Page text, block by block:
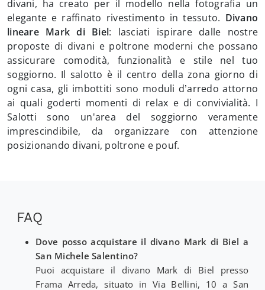
divani, ha creato per il modello nella fotografia un
elegante e raffinato rivestimento in tessuto. Divano
lineare Mark di Biel: lasciati ispirare dalle nostre
proposte di divani e poltrone moderni che possano
assicurare comodità, funzionalità e stile nel tuo
soggiorno. Il salotto è il centro della zona giorno di
ogni casa, gli imbottiti sono moduli d’arredo attorno
ai quali goderti momenti di relax e di convivialità. I
Salotti sono un'area del soggiorno veramente
imprescindibile, da organizzare con attenzione
posizionando divani, poltrone e pouf.
FAQ
Dove posso acquistare il divano Mark di Biel a
San Michele Salentino?
Puoi acquistare il divano Mark di Biel presso
Frama Arreda, situato in Via Bellini, 10 a San